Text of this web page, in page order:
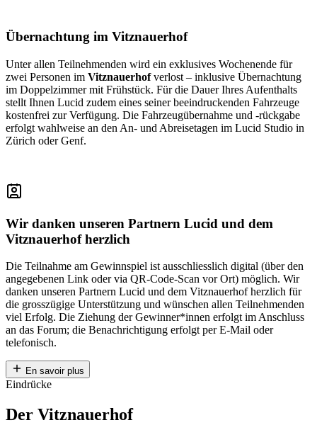
Übernachtung im Vitznauerhof
Unter allen Teilnehmenden wird ein exklusives Wochenende für
zwei Personen im Vitznauerhofverlost – inklusive Übernachtung
im Doppelzimmer mit Frühstück. Für die Dauer Ihres Aufenthalts
stellt Ihnen Lucid zudem eines seiner beeindruckenden Fahrzeuge
kostenfrei zur Verfügung. Die Fahrzeugübernahme und -rückgabe
erfolgt wahlweise an den An- und Abreisetagen im Lucid Studio in
Zürich oder Genf.
Wir danken unseren Partnern Lucid und dem
Vitznauerhof herzlich
Die Teilnahme am Gewinnspiel ist ausschliesslich digital (über den
angegebenen Link oder via QR-Code-Scan vor Ort) möglich. Wir
danken unseren Partnern Lucid und dem Vitznauerhof herzlich für
die grosszügige Unterstützung und wünschen allen Teilnehmenden
viel Erfolg. Die Ziehung der Gewinner*innen erfolgt im Anschluss
an das Forum; die Benachrichtigung erfolgt per E-Mail oder
telefonisch.
En savoir plus
Eindrücke
Der Vitznauerhof